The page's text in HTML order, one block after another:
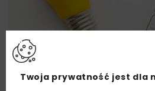
Twoja prywatność jest dla